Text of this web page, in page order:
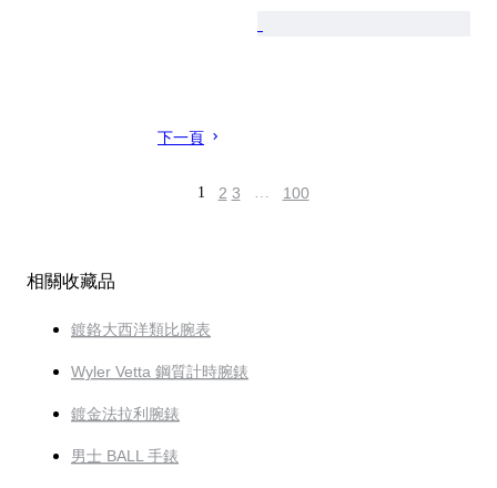
下一頁
1 2 3 … 100
相關收藏品
鍍鉻大西洋類比腕表
Wyler Vetta 鋼質計時腕錶
鍍金法拉利腕錶
男士 BALL 手錶